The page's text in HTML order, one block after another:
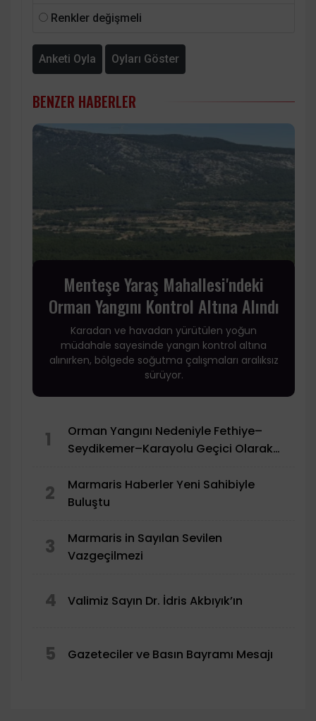
Renkler değişmeli
Anketi Oyla Oyları Göster
BENZER HABERLER
Menteşe Yaraş Mahallesi'ndeki
Orman Yangını Kontrol Altına Alındı
Karadan ve havadan yürütülen yoğun
müdahale sayesinde yangın kontrol altına
alınırken, bölgede soğutma çalışmaları aralıksız
sürüyor.
1
Orman Yangını Nedeniyle Fethiye–
Seydikemer–Karayolu Geçici Olarak
2
Marmaris Haberler Yeni Sahibiyle
Buluştu
3
Marmaris in Sayılan Sevilen
Vazgeçilmezi
4 Valimiz Sayın Dr. İdris Akbıyık’ın
5 Gazeteciler ve Basın Bayramı Mesajı